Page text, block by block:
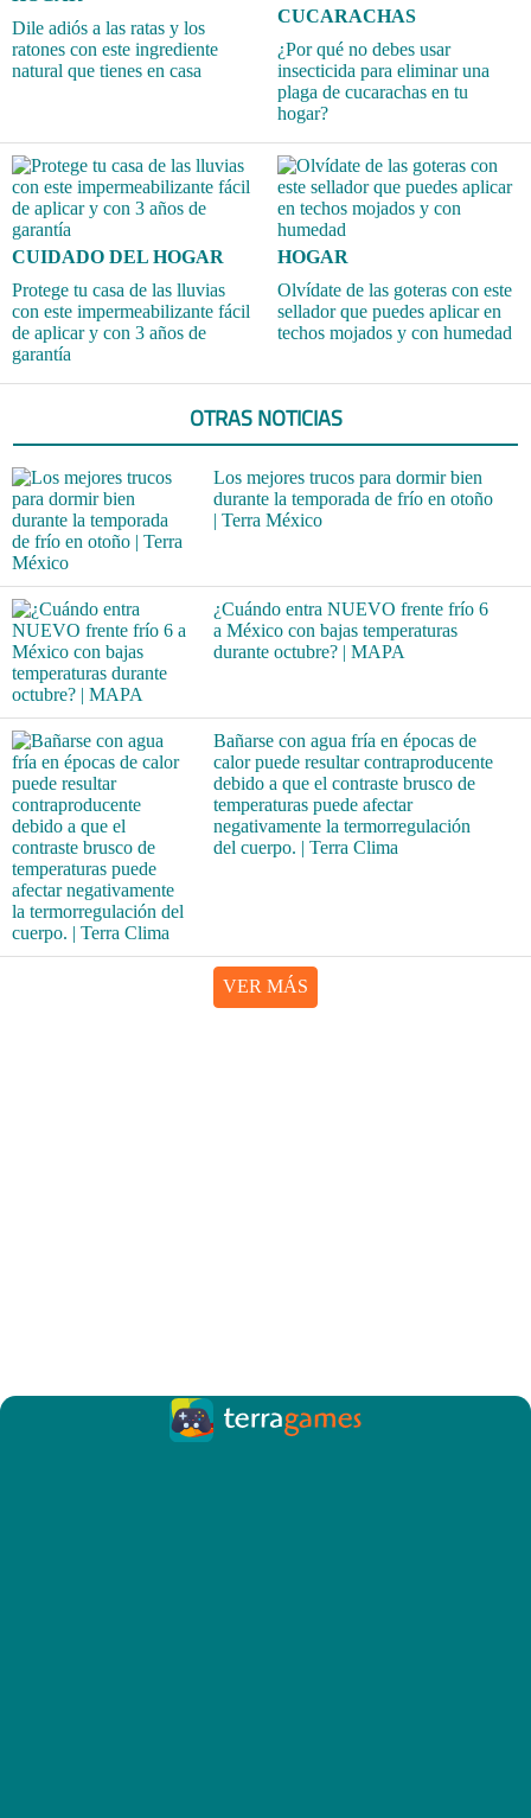
Dile adiós a las ratas y los
ratones con este ingrediente
natural que tienes en casa
CUCARACHAS
¿Por qué no debes usar
insecticida para eliminar una
plaga de cucarachas en tu
hogar?
CUIDADO DEL HOGAR
Protege tu casa de las lluvias
con este impermeabilizante fácil
de aplicar y con 3 años de
garantía
HOGAR
Olvídate de las goteras con este
sellador que puedes aplicar en
techos mojados y con humedad
OTRAS NOTICIAS
Los mejores trucos para dormir bien
durante la temporada de frío en otoño
| Terra México
¿Cuándo entra NUEVO frente frío 6
a México con bajas temperaturas
durante octubre? | MAPA
Bañarse con agua fría en épocas de
calor puede resultar contraproducente
debido a que el contraste brusco de
temperaturas puede afectar
negativamente la termorregulación
del cuerpo. | Terra Clima
VER MÁS